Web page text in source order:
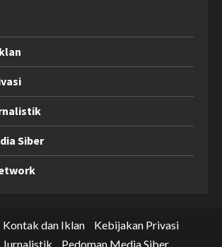
Siber
Kontak dan Iklan
Kebijakan Privasi
Pedoman Media Siber